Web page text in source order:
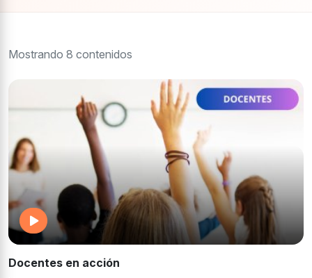
Fundacion congreso
Mostrando 8 contenidos
Docentes en acción